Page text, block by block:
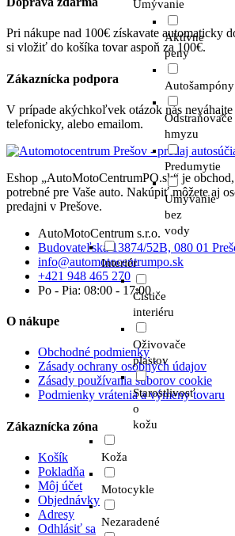
Umývanie
Aktívne
peny
Autošampóny
Odstraňovače
hmyzu
Predumytie
Umývanie
bez
vody
Interiér
Čističe
interiéru
Oživovače
plastov
Starostlivosť
o
kožu
Koža
Motocykle
Nezaradené
Pri nákupe nad 100€ získavate automaticky
si vložiť do košíka tovar aspoň za 100€.
Zákaznícka podpora
V prípade akýchkoľvek otázok nás
telefonicky, alebo emailom.
Eshop „AutoMotoCentrumPO.sk“ je
potrebné pre Vaše auto. Nakúpiť môžete aj
predajni v Prešove.
AutoMotoCentrum s.r.o.
Budovateľská 13874/52B, 080 01
info@automotocentrumpo.sk
+421 948 465 270
Po - Pia: 08:00 - 17:00
O nákupe
Obchodné podmienky
Zásady ochrany osobných údajov
Zásady používania súborov cookie
Podmienky vrátenia a výmeny tovaru
Zákaznícka zóna
Košík
Pokladňa
Môj účet
Objednávky
Adresy
Odhlásiť sa